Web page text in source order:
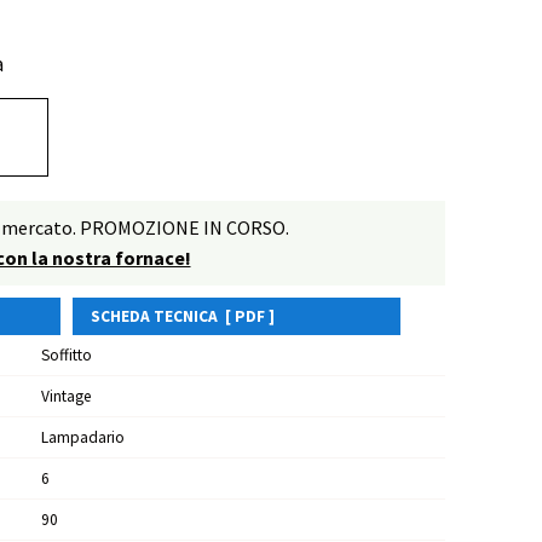
PROMOZIONE IN CORSO.
la nostra fornace!
SCHEDA TECNICA [ PDF ]
Soffitto
Vintage
Lampadario
6
90